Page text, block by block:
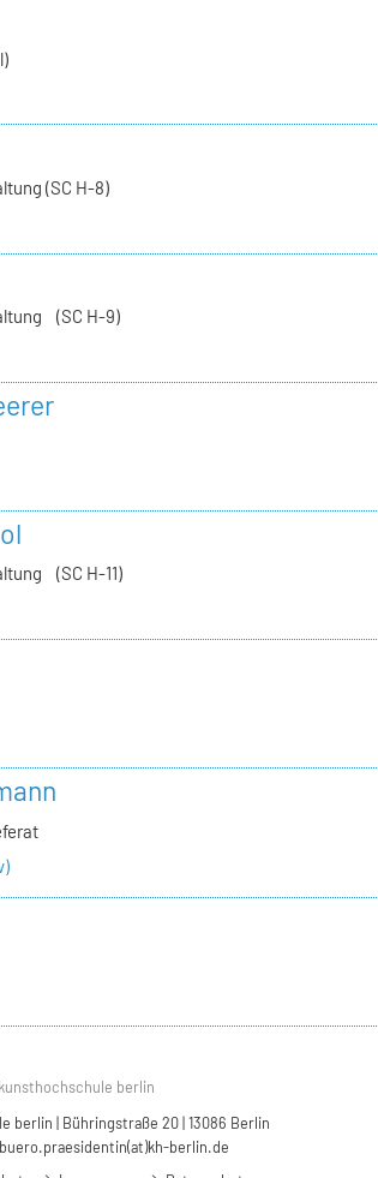
(SC H-8)
(SC H-9)
(SC H-11)
berlin
berlin | Bühringstraße 20 | 13086 Berlin
buero.praesidentin(at)kh-berlin.de